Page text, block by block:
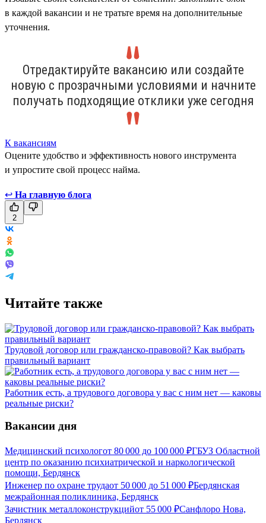
в каждой вакансии и не тратьте время на дополнительные
уточнения.
Отредактируйте вакансию или создайте
новую с прозрачными условиями и начните
получать подходящие отклики уже сегодня
К вакансиям
Оцените удобство и эффективность нового инструмента
и упростите свой процесс найма.
↩ На главную блога
2
Читайте также
Трудовой договор или гражданско-правовой? Как выбрать
правильный вариант
Работник есть, а трудового договора у вас с ним нет — каковы
реальные риски?
Вакансии дня
Медицинский психологот 80 000 до 100 000 ₽ГБУЗ Областной
центр по оказанию психиатрической и наркологической
помощи, Бердянск
Инженер по охране трудаот 50 000 до 51 000 ₽Бердянская
межрайонная поликлиника, Бердянск
Зачистник металлоконструкцийот 55 000 ₽Санфлоро Нова,
Бердянск